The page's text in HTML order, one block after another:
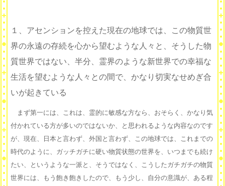
１、アセンションを控えた現在の地球では、この物質世
界の永遠の存続を心から望むような人々と、そうした物
質世界ではない、半分、霊界のような新世界での幸福な
生活を望むような人々との間で、かなり切実なせめぎ合
いが起きている
まず第一には、これは、霊的に敏感な方なら、おそらく、かなり気
付かれている方が多いのではないか、と思われるような内容なのです
が、現在、日本と言わず、外国と言わず、この地球では、これまでの
時代のように、ガッチガチに硬い物質状態の世界を、いつまでも続け
たい、というような一派と、そうではなく、こうしたガチガチの物質
世界には、もう飽き飽きしたので、もう少し、自分の意識が、ある程